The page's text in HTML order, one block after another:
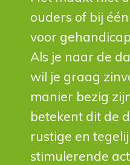
ouders of bij
voor
Als je naar de
wil je graag
manier bezig
betekent dit de
rustige en
stimulerende